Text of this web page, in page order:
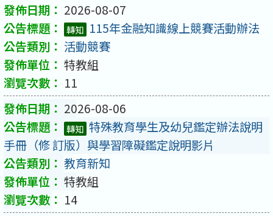
2026-08-07
轉知 115年金融知識線上競賽活動辦法
活動競賽
特教組
11
2026-08-06
轉知 特殊教育學生及幼兒鑑定辦法說明
手冊（修 訂版）與學習障礙鑑定說明影片
教育新知
特教組
14